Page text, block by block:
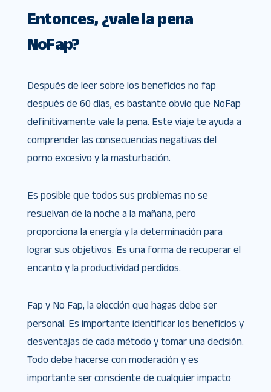
Entonces, ¿vale la pena
NoFap?
Después de leer sobre los beneficios no fap
después de 60 días, es bastante obvio que NoFap
definitivamente vale la pena. Este viaje te ayuda a
comprender las consecuencias negativas del
porno excesivo y la masturbación.
Es posible que todos sus problemas no se
resuelvan de la noche a la mañana, pero
proporciona la energía y la determinación para
lograr sus objetivos. Es una forma de recuperar el
encanto y la productividad perdidos.
Fap y No Fap, la elección que hagas debe ser
personal. Es importante identificar los beneficios y
desventajas de cada método y tomar una decisión.
Todo debe hacerse con moderación y es
importante ser consciente de cualquier impacto